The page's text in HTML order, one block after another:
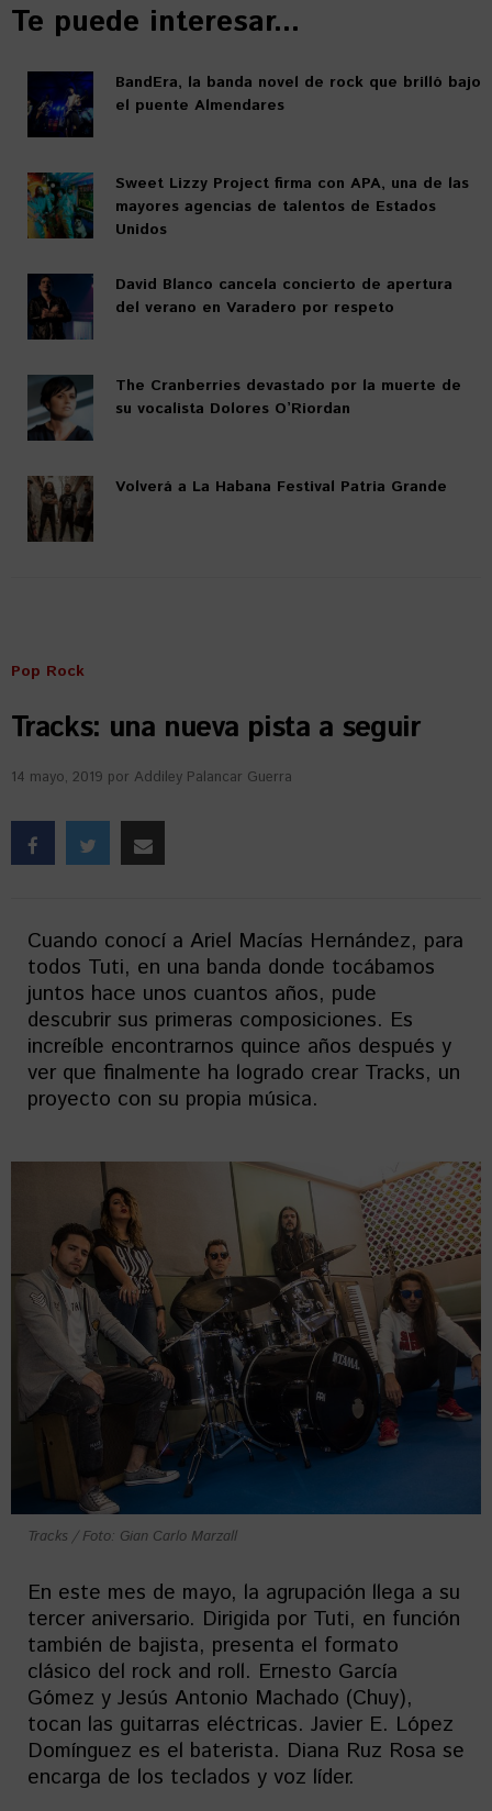
Te puede interesar...
BandEra, la banda novel de rock que brilló bajo
el puente Almendares
Sweet Lizzy Project firma con APA, una de las
mayores agencias de talentos de Estados
Unidos
David Blanco cancela concierto de apertura
del verano en Varadero por respeto
The Cranberries devastado por la muerte de
su vocalista Dolores O’Riordan
Volverá a La Habana Festival Patria Grande
Pop Rock
Tracks: una nueva pista a seguir
14 mayo, 2019 por Addiley Palancar Guerra
Cuando conocí a Ariel Macías Hernández, para
todos Tuti, en una banda donde tocábamos
juntos hace unos cuantos años, pude
descubrir sus primeras composiciones. Es
increíble encontrarnos quince años después y
ver que finalmente ha logrado crear Tracks, un
proyecto con su propia música.
Tracks / Foto: Gian Carlo Marzall
En este mes de mayo, la agrupación llega a su
tercer aniversario. Dirigida por Tuti, en función
también de bajista, presenta el formato
clásico del rock and roll. Ernesto García
Gómez y Jesús Antonio Machado (Chuy),
tocan las guitarras eléctricas. Javier E. López
Domínguez es el baterista. Diana Ruz Rosa se
encarga de los teclados y voz líder.